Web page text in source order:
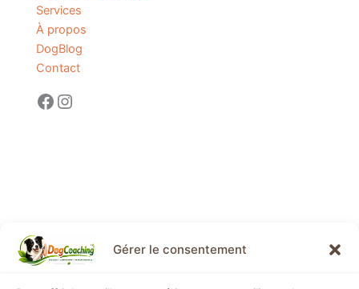
Gérer le consentement
Services
À propos
DogBlog
Contact